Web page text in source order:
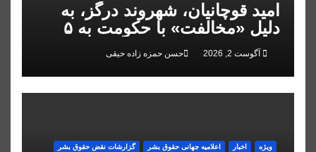
امید قوچانیان، شهروند درگز، به
دلیل «مخالفت» با حکومت به ۵
سال زندان محکوم شد
آگوست 2, 2026 حسن حمزه زاده حیقی
ویژه اخبار اعلاميه جهانی حقوق بشر گزارشات نقض حقوق بشر